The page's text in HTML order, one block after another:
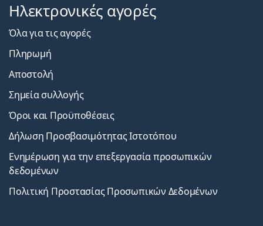
Ηλεκτρονικές αγορές
Όλα για τις αγορές
Πληρωμή
Αποστολή
Σημεία συλλογής
Όροι και Προϋποθέσεις
Δήλωση Προσβασιμότητας Ιστοτόπου
Ενημέρωση για την επεξεργασία προσωπικών
δεδομένων
Πολιτική Προστασίας Προσωπικών Δεδομένων